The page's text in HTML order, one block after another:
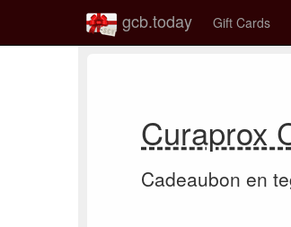
gcb.today Gift Cards
Curaprox
Cadeaubon en